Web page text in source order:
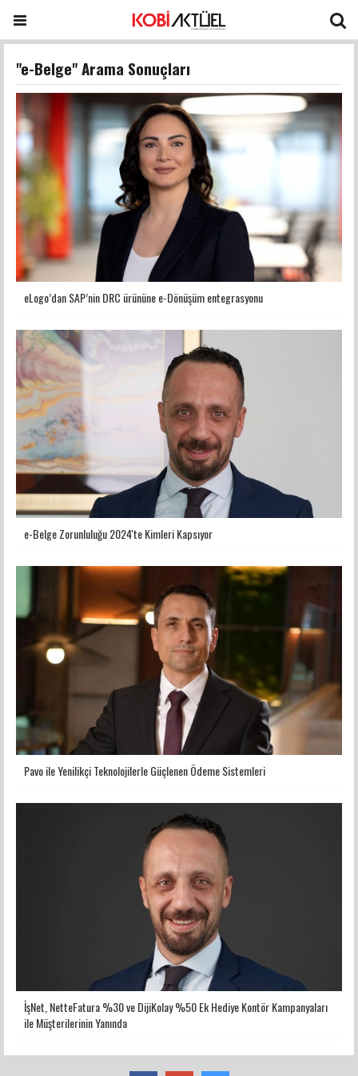
"e-Belge" Arama Sonuçları
eLogo’dan SAP’nin DRC ürününe e-Dönüşüm entegrasyonu
e-Belge Zorunluluğu 2024'te Kimleri Kapsıyor
Pavo ile Yenilikçi Teknolojilerle Güçlenen Ödeme Sistemleri
İşNet, NetteFatura %30 ve DijiKolay %50 Ek Hediye Kontör Kampanyaları
ile Müşterilerinin Yanında